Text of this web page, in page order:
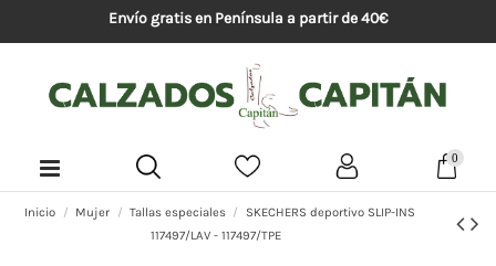
Envío gratis en Península a partir de 40€
0
Inicio Mujer Tallas especiales
SKECHERS deportivo SLIP-INS
117497/LAV - 117497/TPE